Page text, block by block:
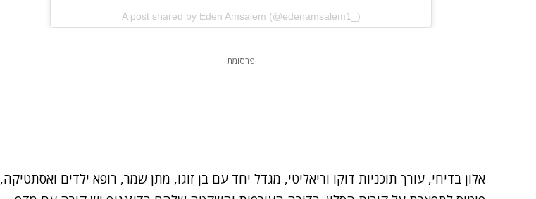
A post shared by Eden Amsalem (@edenamsalem1_)
פרסומת
אלון בדיחי, עורך תוכניות דוקו וריאליטי, מגדל יחד עם בן זוגו, מתן שמר, רופא ילדים ואסתטיקה,